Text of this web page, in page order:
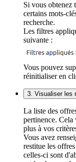
Si vous obtenez
certains mots-
recherche.
Les filtres
suivante :
Vous pouvez
réinitialiser en
3. Visualiser les
La liste des
pertinence.
plus à vos
Vous avez
restitue les
celles-ci sont